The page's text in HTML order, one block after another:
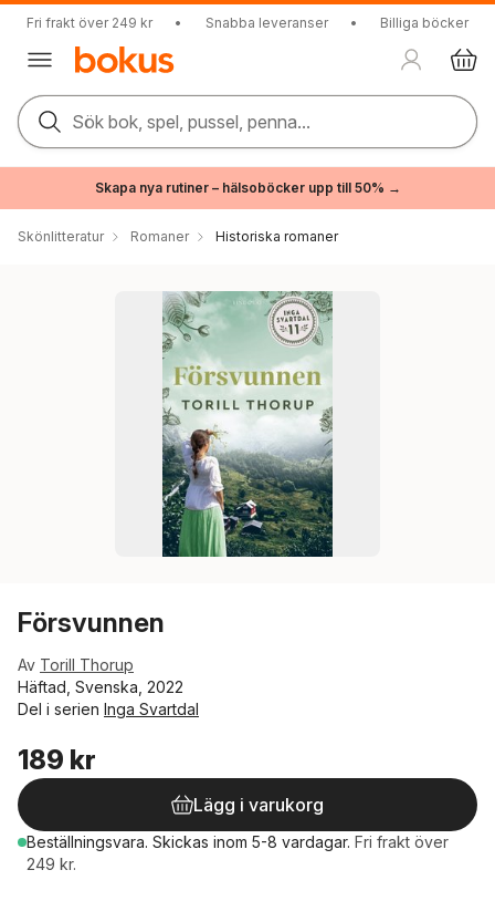
Fri frakt över 249 kr • Snabba leveranser • Billiga böcker
Sök bok, spel, pussel, penna...
Skapa nya rutiner – hälsoböcker upp till 50% →
Skönlitteratur Romaner Historiska romaner
Försvunnen
Av Torill Thorup
Häftad, Svenska, 2022
Del i serien Inga Svartdal
189 kr
Lägg i varukorg
Beställningsvara. Skickas inom 5-8 vardagar. Fri frakt över
249 kr.